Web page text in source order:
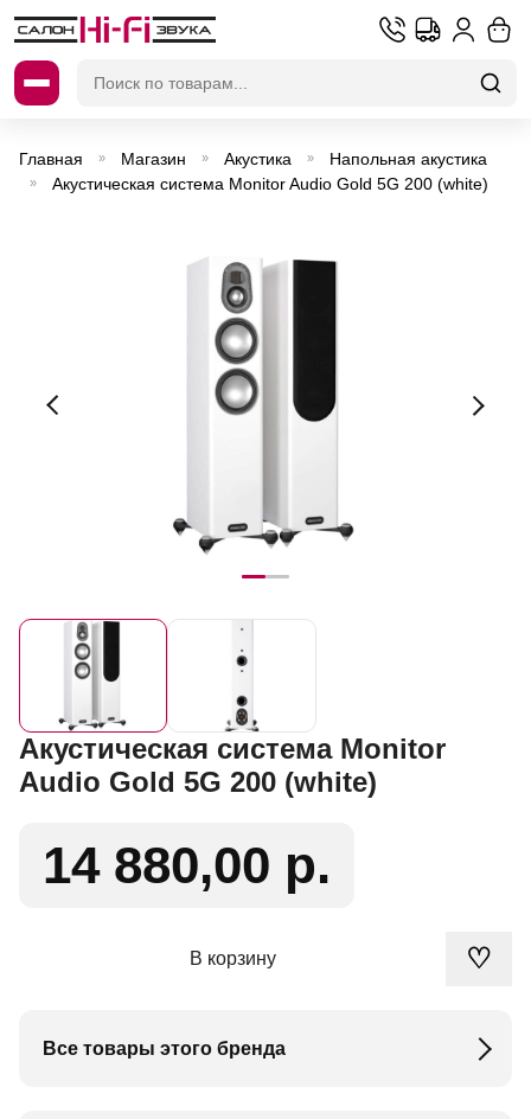
Главная » Магазин » Акустика » Напольная акустика
» Акустическая система Monitor Audio Gold 5G 200 (white)
Акустическая система Monitor
Audio Gold 5G 200 (white)
14 880,00 р.
В корзину ♡
Все товары этого бренда